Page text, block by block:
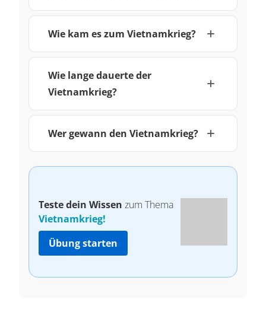
Wie kam es zum Vietnamkrieg?
Wie lange dauerte der
Vietnamkrieg?
Wer gewann den Vietnamkrieg?
Teste dein Wissen zum Thema
Vietnamkrieg!
Übung starten